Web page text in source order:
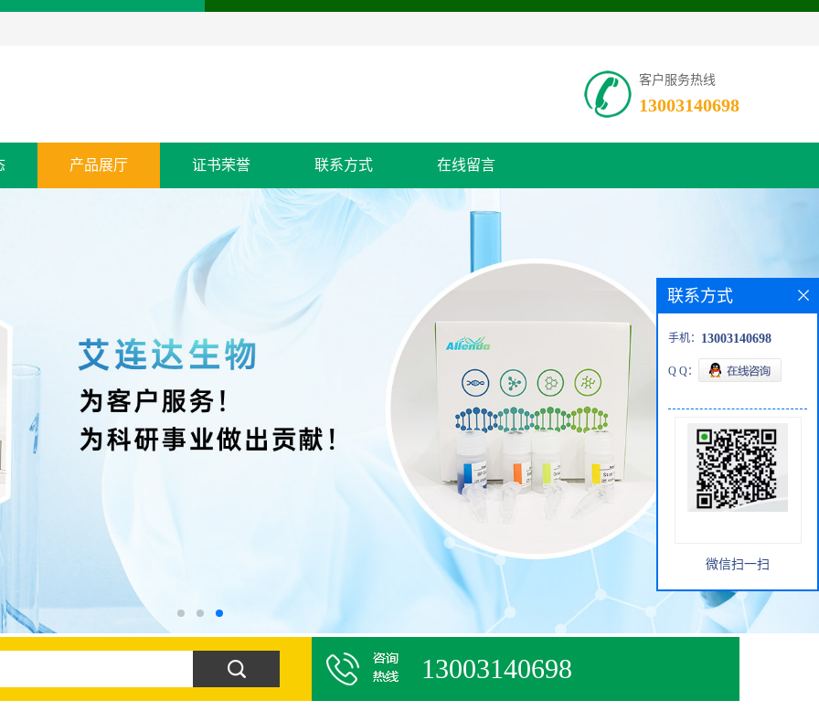
客户服务热线
13003140698
产品展厅 证书荣誉 联系方式 在线留言
13003140698
联系方式
手机： 13003140698
Q Q：
微信扫一扫